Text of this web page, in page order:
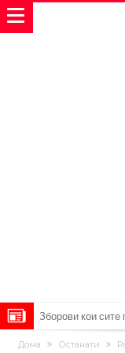
Реал Мадрид ја
Мекгрегор
Дома Останати